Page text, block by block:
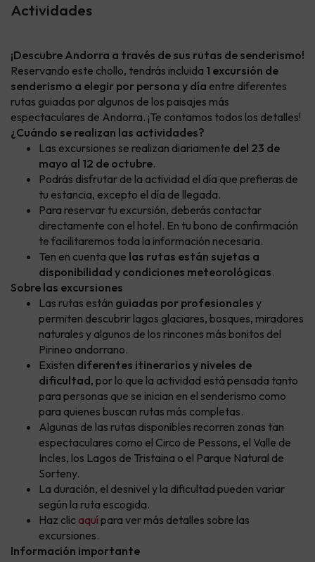
Actividades
¡Descubre Andorra a través de sus rutas de senderismo!
Reservando este chollo, tendrás incluida 1 excursión de
senderismo a elegir por persona y día entre diferentes
rutas guiadas por algunos de los paisajes más
espectaculares de Andorra. ¡Te contamos todos los detalles!
¿Cuándo se realizan las actividades?
Las excursiones se realizan diariamente del 23 de
mayo al 12 de octubre.
Podrás disfrutar de la actividad el día que prefieras de
tu estancia, excepto el día de llegada.
Para reservar tu excursión, deberás contactar
directamente con el hotel. En tu bono de confirmación
te facilitaremos toda la información necesaria.
Ten en cuenta que las rutas están sujetas a
disponibilidad y condiciones meteorológicas.
Sobre las excursiones
Las rutas están guiadas por profesionales y
permiten descubrir lagos glaciares, bosques, miradores
naturales y algunos de los rincones más bonitos del
Pirineo andorrano.
Existen diferentes itinerarios y niveles de
dificultad, por lo que la actividad está pensada tanto
para personas que se inician en el senderismo como
para quienes buscan rutas más completas.
Algunas de las rutas disponibles recorren zonas tan
espectaculares como el Circo de Pessons, el Valle de
Incles, los Lagos de Tristaina o el Parque Natural de
Sorteny.
La duración, el desnivel y la dificultad pueden variar
según la ruta escogida.
Haz clic aquípara ver más detalles sobre las
excursiones.
Información importante